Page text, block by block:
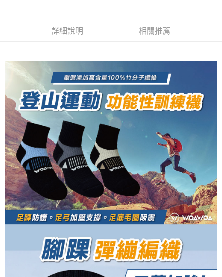
4.訂單成立30分鐘內，如未前往確認交易或遇審核未通過，訂單將自動取
1.分期款項不併入電信帳單，「大哥付你分期」於每月結算日後寄送繳費提
醒簡訊。
2.透過簡訊連結打開帳單後，可選擇「超商條碼／台灣大直營門市／銀行轉
帳／街口支付／iPASS MONEY」等通路繳費。
【注意事項】
1.本服務係由「台灣大哥大股份有限公司」（以下簡稱本公司）所提供，讓
用戶於交易時，得透過本服務購買商品或服務，並由商店將買賣／分期付款
買賣價金債權讓與本公司後，依約使用本公司帳單繳交帳款。
2.基於同意付款使用「大哥付你分期」之契約關係目的，商店將以您的個人
資料（包含姓名、電話或地址）提供予台灣大哥大進項蒐集、處理及利用，
由本公司與您本人進行分期帳單所需資料之確認、核對及更正。
3.完整用戶服務條款，請詳閱以下連結：
https://oppay.tw/userRule
１．簡單：不需註冊會員、不需綁卡、不需儲值。
【「AFTEE先享後付」結帳流程】
１．於結帳方式選擇「AFTEE先享後付」後，將跳轉至「AFTEE先享後付」
結帳頁面，進行簡訊認證並確認金額後，即可完成結帳。
２．訂單成立數日內，您將收到繳費通知簡訊。
３．收到繳費通知簡訊後14天內，點擊此簡訊中的連結，可透過四大超商／
ATM／網路銀行／等多元方式進行付款，方視為交易完成。
※ 請注意：結帳手續完成當下不需立刻繳費，但若您需要取消訂單，請聯絡
購買商品的店家。未經商家同意取消之訂單仍視為有效，需透過AFTEE先享
後付繳納相關費用。
※ 交易是否成功請以「AFTEE先享後付 」之結帳頁面顯示為準，若有關於
是否繳費成功／繳費後需取消欲退款等相關疑問，請聯繫「AFTEE先享後付
客戶支援中心」https://netprotections.freshdesk.com/support/home
【注意事項】
１．透過由恩沛科技股份有限公司提供之「AFTEE先享後付」服務完成之交
易，需依本服務之必要範圍內提供個人資料，並將交易相關給付款項請求債
權轉讓予恩沛科技股份有限公司。
２．關於個人資料處理事宜，請瀏覽以下網址：
３．未成年的使用者請事先徵得法定代理人或監護人之同意方可使用
「AFTEE先享後付」，若未經同意申辦者引起之損失，本公司不負相關責
４．使用「AFTEE先享後付」時，將依據個別帳號之用戶狀況，依本公司即
每筆NT$100，滿NT$1,000(含以上)免運費
付款後全家取貨
每筆NT$100，滿NT$1,000(含以上)免運費
7-11取貨付款
每筆NT$100，滿NT$1,000(含以上)免運費
付款後7-11取貨
每筆NT$100，滿NT$1,000(含以上)免運費
宅配
每筆NT$100，滿NT$1,000(含以上)免運費
順豐 查看運費
詳細說明 相關推薦